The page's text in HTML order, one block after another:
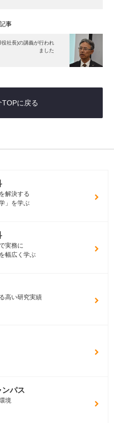
事
社長)の講義が行われ
ました
に戻る
解決する
」を学ぶ
実務に
幅広く学ぶ
高い研究実績
ンパス
境